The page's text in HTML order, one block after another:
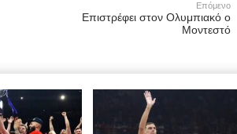
Επόμενο
Επιστρέφει στον Ολυμπιακό ο
Μοντεστό